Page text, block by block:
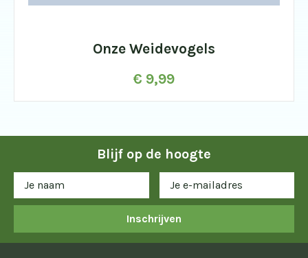
Onze Weidevogels
€ 9,99
Blijf op de hoogte
Inschrijven